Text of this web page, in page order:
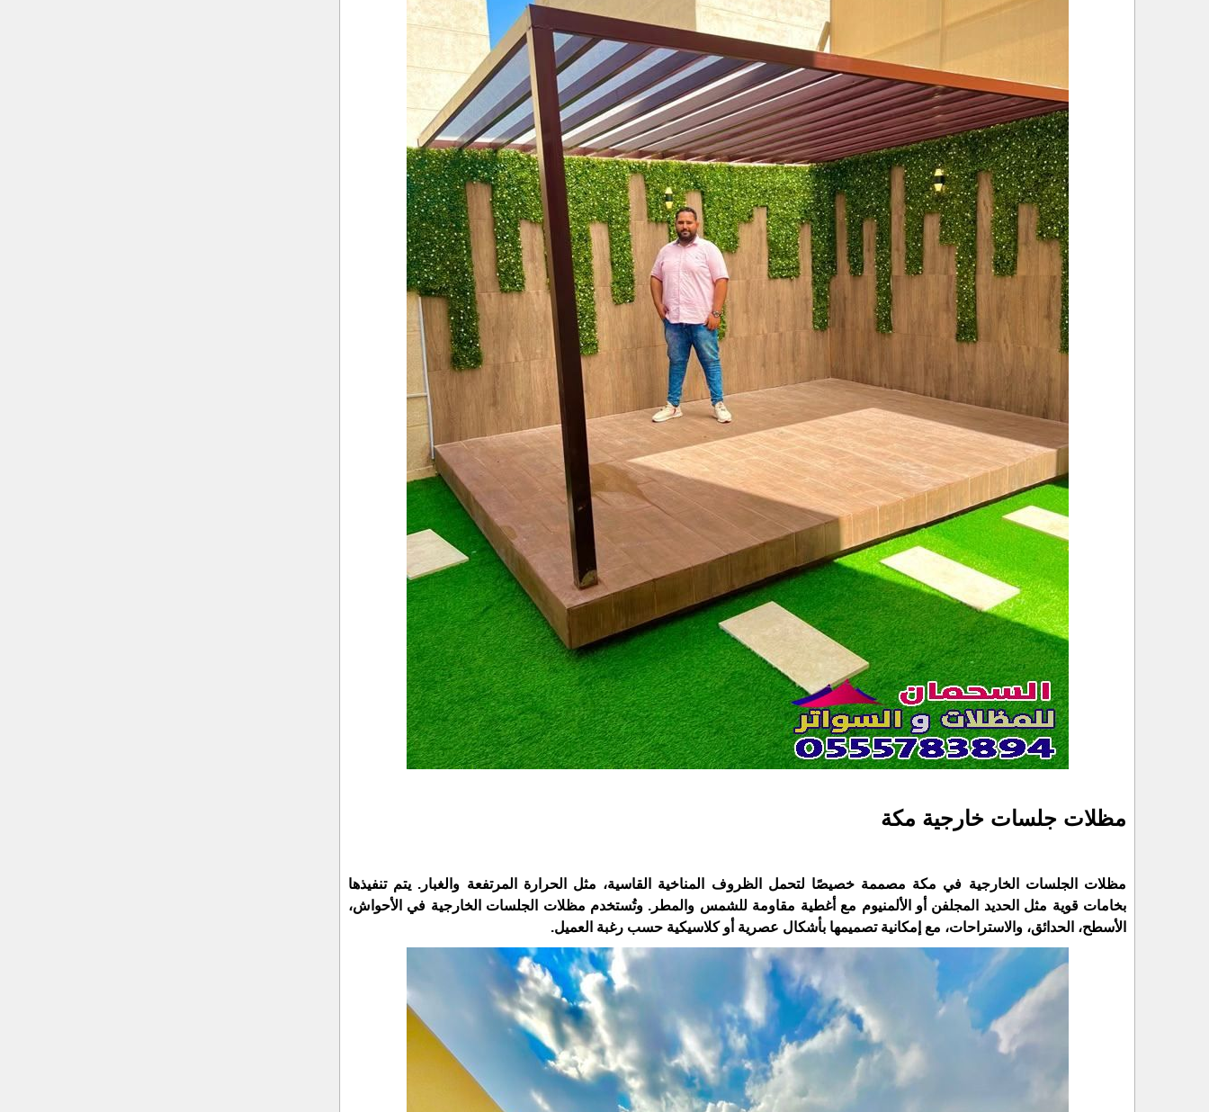
مظلات جلسات خارجية مكة
مظلات الجلسات الخارجية في مكة مصممة خصيصًا لتحمل الظروف المناخية القاسية، مثل الحرارة المرتفعة والغبار. يتم تنفيذها
بخامات قوية مثل الحديد المجلفن أو الألمنيوم مع أغطية مقاومة للشمس والمطر. وتُستخدم مظلات الجلسات الخارجية في الأحواش،
الأسطح، الحدائق، والاستراحات، مع إمكانية تصميمها بأشكال عصرية أو كلاسيكية حسب رغبة العميل.